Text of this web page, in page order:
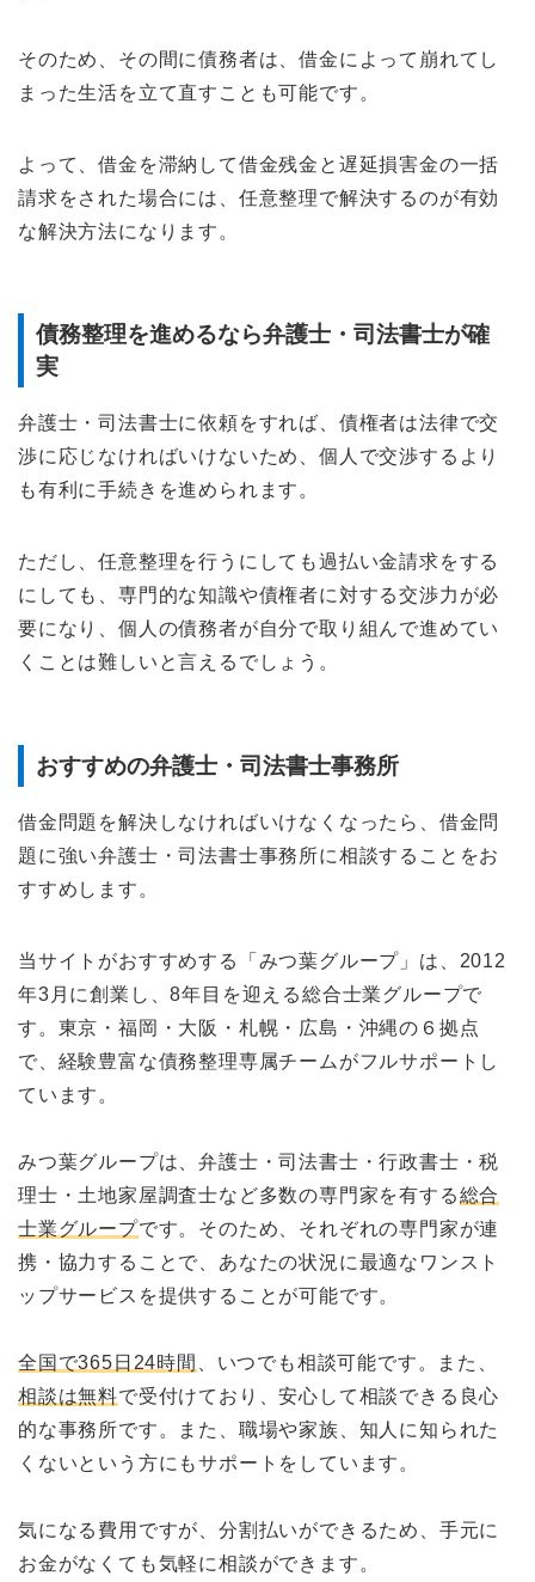
そのため、その間に債務者は、借金によって崩れてし
まった生活を立て直すことも可能です。
よって、借金を滞納して借金残金と遅延損害金の一括
請求をされた場合には、任意整理で解決するのが有効
な解決方法になります。
債務整理を進めるなら弁護士・司法書士が確
実
弁護士・司法書士に依頼をすれば、債権者は法律で交
渉に応じなければいけないため、個人で交渉するより
も有利に手続きを進められます。
ただし、任意整理を行うにしても過払い金請求をする
にしても、専門的な知識や債権者に対する交渉力が必
要になり、個人の債務者が自分で取り組んで進めてい
くことは難しいと言えるでしょう。
おすすめの弁護士・司法書士事務所
借金問題を解決しなければいけなくなったら、借金問
題に強い弁護士・司法書士事務所に相談することをお
すすめします。
当サイトがおすすめする「みつ葉グループ」は、2012
年3月に創業し、8年目を迎える総合士業グループで
す。東京・福岡・大阪・札幌・広島・沖縄の６拠点
で、経験豊富な債務整理専属チームがフルサポートし
ています。
みつ葉グループは、弁護士・司法書士・行政書士・税
理士・土地家屋調査士など多数の専門家を有する総合
士業グループです。そのため、それぞれの専門家が連
携・協力することで、あなたの状況に最適なワンスト
ップサービスを提供することが可能です。
全国で365日24時間
、いつでも相談可能です。また、
相談は無料で受付けており、安心して相談できる良心
的な事務所です。また、職場や家族、知人に知られた
くないという方にもサポートをしています。
気になる費用ですが、分割払いができるため、手元に
お金がなくても気軽に相談ができます。